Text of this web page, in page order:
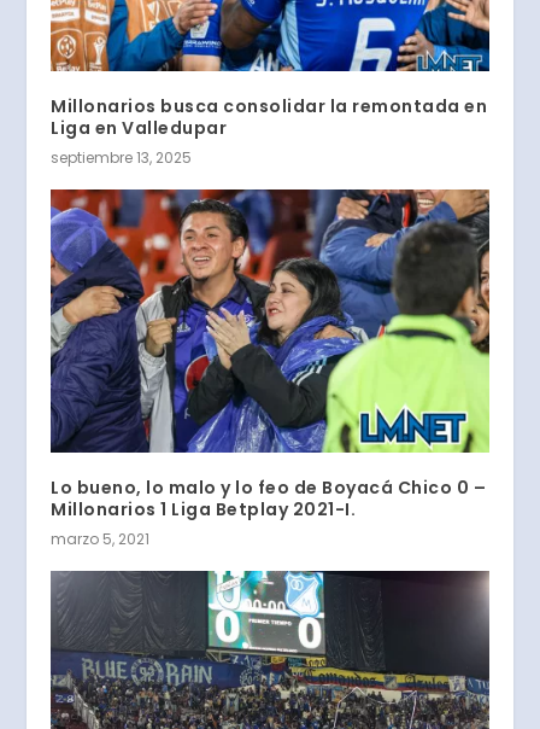
Millonarios busca consolidar la remontada en
Liga en Valledupar
septiembre 13, 2025
Lo bueno, lo malo y lo feo de Boyacá Chico 0 –
Millonarios 1 Liga Betplay 2021-I.
marzo 5, 2021